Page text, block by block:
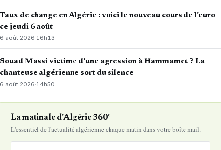
Taux de change en Algérie : voici le nouveau cours de l’euro
ce jeudi 6 août
6 août 2026· 16h13
Souad Massi victime d’une agression à Hammamet ? La
chanteuse algérienne sort du silence
6 août 2026·14h50
La matinale d'Algérie 360°
L'essentiel de l'actualité algérienne chaque matin dans votre boîte mail.